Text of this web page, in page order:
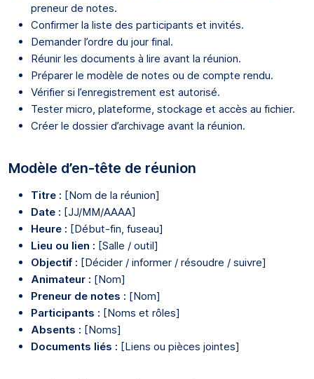
preneur de notes.
Confirmer la liste des participants et invités.
Demander l’ordre du jour final.
Réunir les documents à lire avant la réunion.
Préparer le modèle de notes ou de compte rendu.
Vérifier si l’enregistrement est autorisé.
Tester micro, plateforme, stockage et accès au fichier.
Créer le dossier d’archivage avant la réunion.
Modèle d’en-tête de réunion
Titre : [Nom de la réunion]
Date : [JJ/MM/AAAA]
Heure : [Début-fin, fuseau]
Lieu ou lien : [Salle / outil]
Objectif : [Décider / informer / résoudre / suivre]
Animateur : [Nom]
Preneur de notes : [Nom]
Participants : [Noms et rôles]
Absents : [Noms]
Documents liés : [Liens ou pièces jointes]